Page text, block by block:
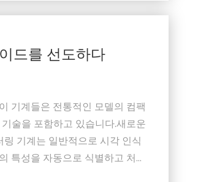
드를 선도하다
기계들은 전통적인 모델의 컴팩
술을 포함하고 있습니다.새로운
기계는 일반적으로 시각 인식
특성을 자동으로 식별하고 처리